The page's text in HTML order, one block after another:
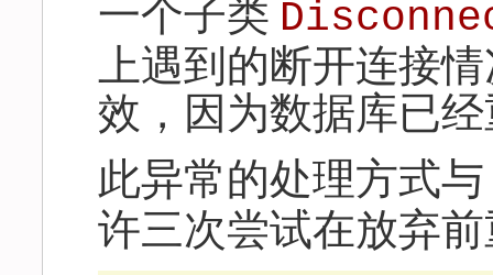
一个子类
上遇到的断开连接
效，因为数据库已
此异常的处理方式与
许三次尝试在放弃